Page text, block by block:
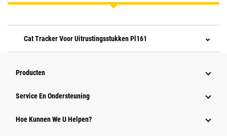
Cat Tracker Voor Uitrustingsstukken Pl161
Producten
Service En Ondersteuning
Hoe Kunnen We U Helpen?